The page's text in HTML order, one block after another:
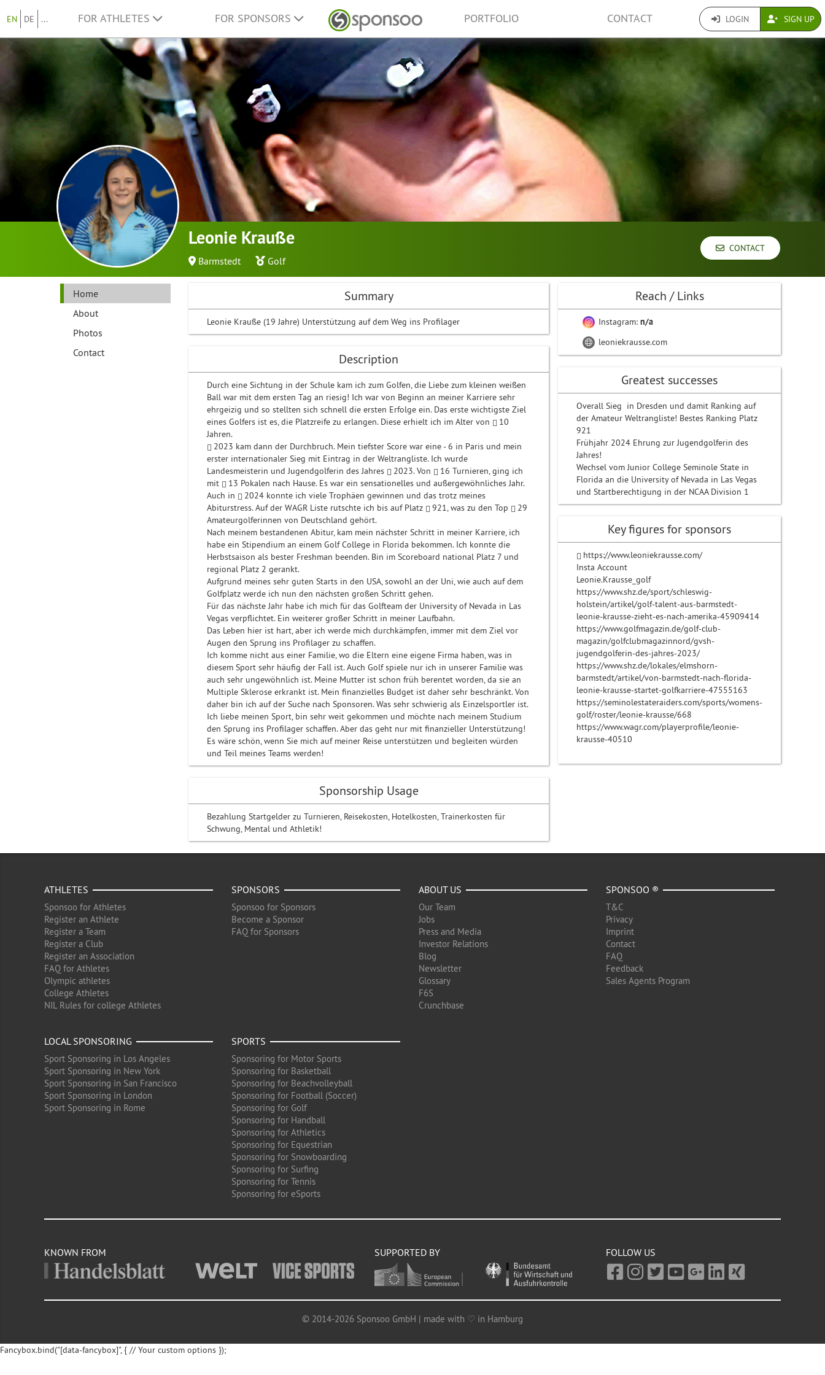
EN DE ... FOR ATHLETES FOR SPONSORS PORTFOLIO CONTACT LOGIN SIGN UP
Leonie Krauße
Barmstedt Golf
CONTACT
Home
About
Photos
Contact
Summary
Leonie Krauße (19 Jahre) Unterstützung auf dem Weg ins Profilager
Description
Durch eine Sichtung in der Schule kam ich zum Golfen, die Liebe zum kleinen weißen
Ball war mit dem ersten Tag an riesig! Ich war von Beginn an meiner Karriere sehr
ehrgeizig und so stellten sich schnell die ersten Erfolge ein. Das erste wichtigste Ziel
eines Golfers ist es, die Platzreife zu erlangen. Diese erhielt ich im Alter von
10
Jahren.
2023 kam dann der Durchbruch. Mein tiefster Score war eine - 6 in Paris und mein
erster internationaler Sieg mit Eintrag in der Weltrangliste. Ich wurde
Landesmeisterin und Jugendgolferin des Jahres
2023. Von 16 Turnieren, ging ich
mit
13 Pokalen nach Hause. Es war ein sensationelles und außergewöhnliches Jahr.
Auch in
2024 konnte ich viele Trophäen gewinnen und das trotz meines
Abiturstress. Auf der WAGR Liste rutschte ich bis auf Platz
921, was zu den Top
29
Amateurgolferinnen von Deutschland gehört.
Nach meinem bestandenen Abitur, kam mein nächster Schritt in meiner Karriere, ich
habe ein Stipendium an einem Golf College in Florida bekommen. Ich konnte die
Herbstsaison als bester Freshman beenden. Bin im Scoreboard national Platz 7 und
regional Platz 2 gerankt.
Aufgrund meines sehr guten Starts in den USA, sowohl an der Uni, wie auch auf dem
Golfplatz werde ich nun den nächsten großen Schritt gehen.
Für das nächste Jahr habe ich mich für das Golfteam der University of Nevada in Las
Vegas verpflichtet. Ein weiterer großer Schritt in meiner Laufbahn.
Das Leben hier ist hart, aber ich werde mich durchkämpfen, immer mit dem Ziel vor
Augen den Sprung ins Profilager zu schaffen.
Ich komme nicht aus einer Familie, wo die Eltern eine eigene Firma haben, was in
diesem Sport sehr häufig der Fall ist. Auch Golf spiele nur ich in unserer Familie was
auch sehr ungewöhnlich ist. Meine Mutter ist schon früh berentet worden, da sie an
Multiple Sklerose erkrankt ist. Mein finanzielles Budget ist daher sehr beschränkt. Von
daher bin ich auf der Suche nach Sponsoren. Was sehr schwierig als Einzelsportler ist.
Ich liebe meinen Sport, bin sehr weit gekommen und möchte nach meinem Studium
den Sprung ins Profilager schaffen. Aber das geht nur mit finanzieller Unterstützung!
Es wäre schön, wenn Sie mich auf meiner Reise unterstützen und begleiten würden
und Teil meines Teams werden!
Sponsorship Usage
Bezahlung Startgelder zu Turnieren, Reisekosten, Hotelkosten, Trainerkosten für
Schwung, Mental und Athletik!
Reach / Links
Instagram: n/a
leoniekrausse.com
Greatest successes
Overall Sieg in Dresden und damit Ranking auf
der Amateur Weltrangliste! Bestes Ranking Platz
921
Frühjahr 2024 Ehrung zur Jugendgolferin des
Jahres!
Wechsel vom Junior College Seminole State in
Florida an die University of Nevada in Las Vegas
und Startberechtigung in der NCAA Division 1
Key figures for sponsors
https://www.leoniekrausse.com/
Insta Account
Leonie.Krausse_golf
https://www.shz.de/sport/schleswig-
holstein/artikel/golf-talent-aus-barmstedt-
leonie-krausse-zieht-es-nach-amerika-45909414
https://www.golfmagazin.de/golf-club-
magazin/golfclubmagazinnord/gvsh-
jugendgolferin-des-jahres-2023/
https://www.shz.de/lokales/elmshorn-
barmstedt/artikel/von-barmstedt-nach-florida-
leonie-krausse-startet-golfkarriere-47555163
https://seminolestateraiders.com/sports/womens-
golf/roster/leonie-krausse/668
https://www.wagr.com/playerprofile/leonie-
krausse-40510
ATHLETES
Sponsoo for Athletes
Register an Athlete
Register a Team
Register a Club
Register an Association
FAQ for Athletes
Olympic athletes
College Athletes
NIL Rules for college Athletes
SPONSORS
Sponsoo for Sponsors
Become a Sponsor
FAQ for Sponsors
ABOUT US
Our Team
Jobs
Press and Media
Investor Relations
Blog
Newsletter
Glossary
F6S
Crunchbase
SPONSOO ®
T&C
Privacy
Imprint
Contact
FAQ
Feedback
Sales Agents Program
LOCAL SPONSORING
Sport Sponsoring in Los Angeles
Sport Sponsoring in New York
Sport Sponsoring in San Francisco
Sport Sponsoring in London
Sport Sponsoring in Rome
SPORTS
Sponsoring for Motor Sports
Sponsoring for Basketball
Sponsoring for Beachvolleyball
Sponsoring for Football (Soccer)
Sponsoring for Golf
Sponsoring for Handball
Sponsoring for Athletics
Sponsoring for Equestrian
Sponsoring for Snowboarding
Sponsoring for Surfing
Sponsoring for Tennis
Sponsoring for eSports
KNOWN FROM SUPPORTED BY FOLLOW US
© 2014-2026 Sponsoo GmbH | made with ♡ in Hamburg
Fancybox.bind("[data-fancybox]", { // Your custom options });